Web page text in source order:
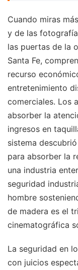
Cuando miras
y de las
las puertas de la
Santa Fe,
recurso
entretenimiento
comerciales. Los
absorber la
ingresos en
sistema
para absorber la
una industria
seguridad
hombre
de madera es el
cinematográfica
La seguridad en
con juicios